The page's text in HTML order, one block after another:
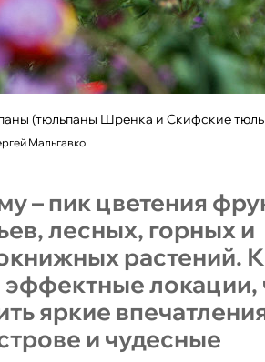
(тюльпаны Шренка и Скифские
Мальгавко
– пик цветения
лесных, горных и
растений.
локации,
яркие
и чудесные